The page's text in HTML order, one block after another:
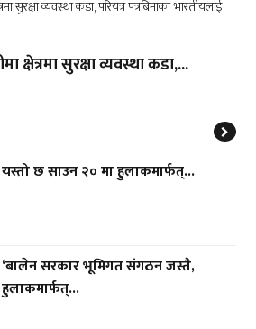
क्षेत्रमा सुरक्षा व्यवस्था कडा,...
यस्तो छ साउन २० मा हुलाकमार्फत्...
‘बालेन सरकार भूमिगत संगठन जस्तै,
हुलाकमार्फत्...